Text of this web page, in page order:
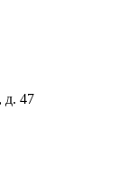
д. 47